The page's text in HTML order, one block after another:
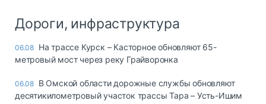
Дороги, инфраструктура
06.08 На трассе Курск – Касторное обновляют 65-
метровый мост через реку Грайворонка
06.08 В Омской области дорожные службы обновляют
десятикилометровый участок трассы Тара – Усть-Ишим